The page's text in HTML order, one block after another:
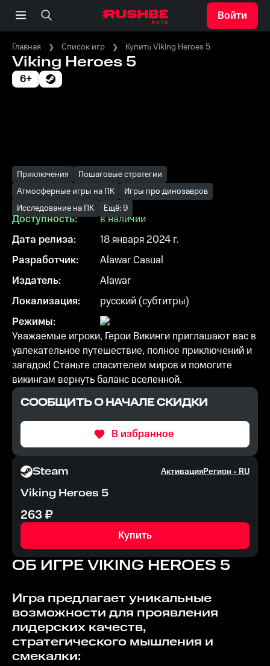
Войти
Главная Список игр Купить Viking Heroes 5
Viking Heroes 5
6+
Приключения
Пошаговые стратегии
Атмосферные игры на ПК
Игры про динозавров
Исследование на ПК
Ещё: 9
Доступность:
в наличии
Дата релиза:
18 января 2024 г.
Разработчик:
Alawar Casual
Издатель:
Alawar
Локализация:
русский (субтитры)
Режимы:
Уважаемые игроки, Герои Викинги приглашают вас в
увлекательное путешествие, полное приключений и
загадок! Станьте спасителем миров и помогите
викингам вернуть баланс вселенной.
СООБЩИТЬ О НАЧАЛЕ СКИДКИ
В избранное
Steam АктивацияРегион -RU
Viking Heroes 5
263₽
Купить
ОБ ИГРЕVIKING HEROES 5
Игра предлагает уникальные
возможности для проявления
лидерских качеств,
стратегического мышления и
смекалки: